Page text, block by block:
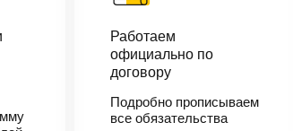
Работаем
официально по
договору
Подробно прописываем
все обязательства